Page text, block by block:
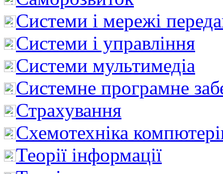
Системи і мережі
Системи і управління
Системи мультимедіа
Системне програмне
Страхування
Схемотехніка
Теорії інформації